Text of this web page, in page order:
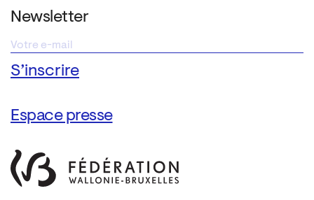
Newsletter
Espace presse